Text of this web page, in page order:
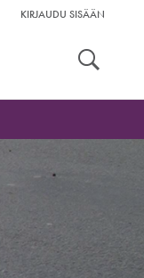
KIRJAUDU SISÄÄN